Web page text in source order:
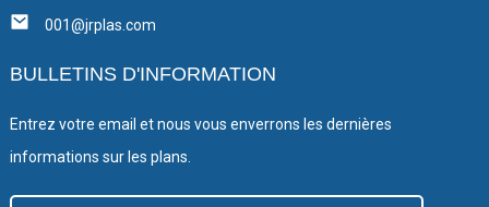
001@jrplas.com
BULLETINS D'INFORMATION
Entrez votre email et nous vous enverrons les dernières
informations sur les plans.